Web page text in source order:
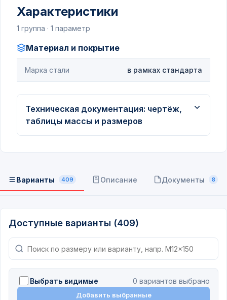
Характеристики
1 группа · 1 параметр
Материал и покрытие
Марка стали в рамках стандарта
Техническая документация: чертёж,
таблицы массы и размеров
Варианты 409 Описание Документы 8
Доступные варианты (409)
Выбрать видимые 0 вариантов выбрано
Добавить выбранные